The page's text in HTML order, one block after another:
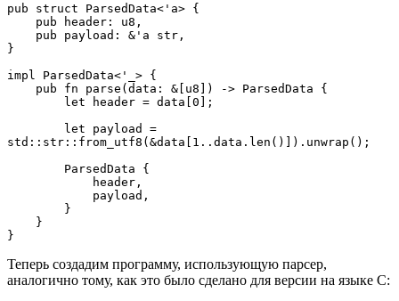
pub struct ParsedData<'a> {
    pub header: u8,
    pub payload: &'a str,
}
impl ParsedData<'_> {
    pub fn parse(data: &[u8]) -> ParsedData {
        let header = data[0];
std::str::from_utf8(&data[1..data.len()]).unwrap();
        ParsedData {
            header,
            payload,
        }
    }
}
Теперь создадим программу, использующую парсер,
аналогично тому, как это было сделано для версии на языке С: